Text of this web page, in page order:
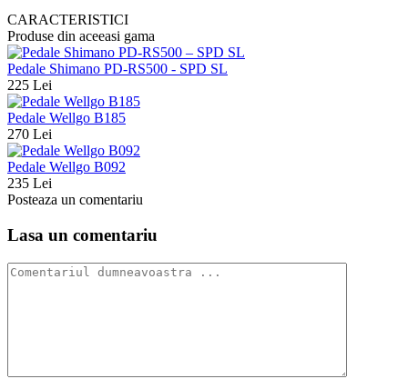
CARACTERISTICI
Produse din aceeasi gama
Pedale Shimano PD-RS500 - SPD SL
225 Lei
Pedale Wellgo B185
270 Lei
Pedale Wellgo B092
235 Lei
Posteaza un comentariu
Lasa un comentariu